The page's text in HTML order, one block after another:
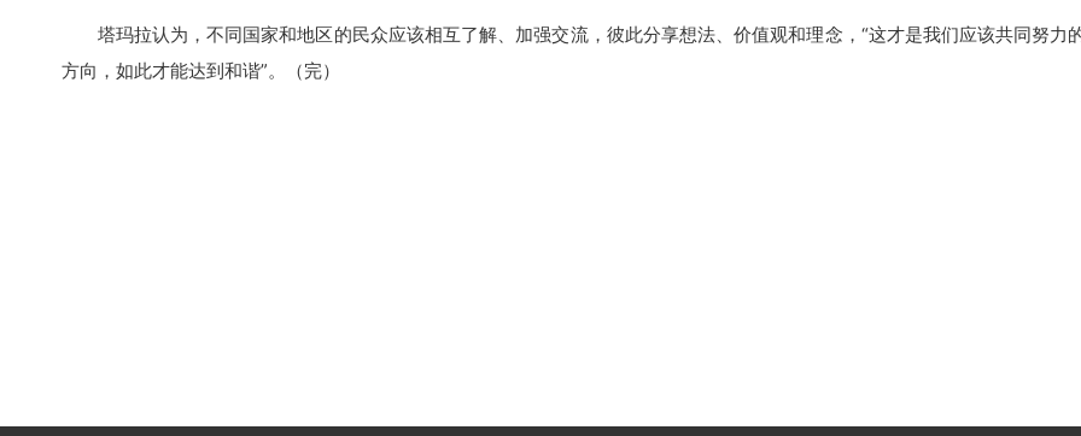
塔玛拉认为，不同国家和地区的民众应该相互了解、加强交流，彼此分享想法、价值观和理念，“这才是我们应该共同努力
方向，如此才能达到和谐”。（完）